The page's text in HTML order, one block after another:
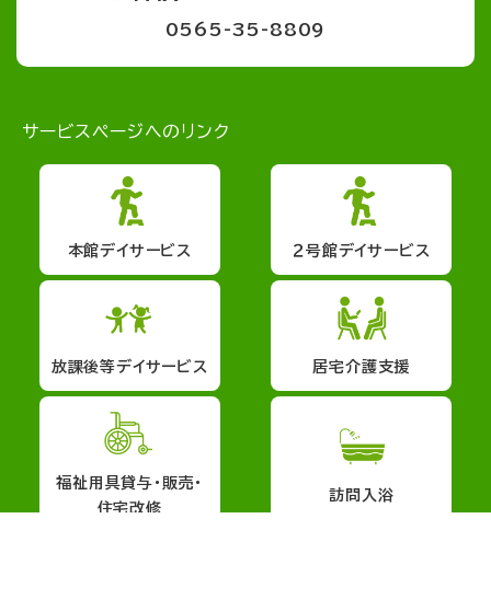
0565-35-8809
サービスページへのリンク
本館デイサービス ２号館デイサービス
放課後等デイサービス 居宅介護支援
福祉用具貸与・販売・
住宅改修
訪問入浴